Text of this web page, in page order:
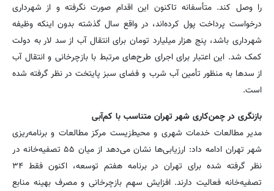
را وصل کند. متأسفانه تاکنون این اقدام صورت نگرفته و از شهرداری
درخواست پرداخت پول کرده‌اند، در واقع سال گذشته بدون اینکه وظیفه
شهرداری باشد، پنج هزار میلیارد تومان برای انتقال آب از سد لار به دولت
کمک شد. این اعتبار برای اجرای طرح‌های مرتبط با بازچرخانی و انتقال آب
از سدها به منظور تأمین آب شرب و فضای سبز پایتخت در نظر گرفته شده
است.
بازنگری در چمن‌کاری شهر تهران متناسب با کم‌آبی
مدیر مطالعات خدمات شهری و محیط‌زیست مرکز مطالعات و برنامه‌ریزی
شهر تهران ادامه داد: ارزیابی‌ها نشان می‌دهد از میان ۵۵ تصفیه‌خانه در
نظر گرفته شده برای تهران در برنامه هفتم توسعه، اکنون فقط ۳۴
تصفیه‌خانه فعالیت دارند. افزایش سهم بازچرخانی و مصرف بهینه منابع